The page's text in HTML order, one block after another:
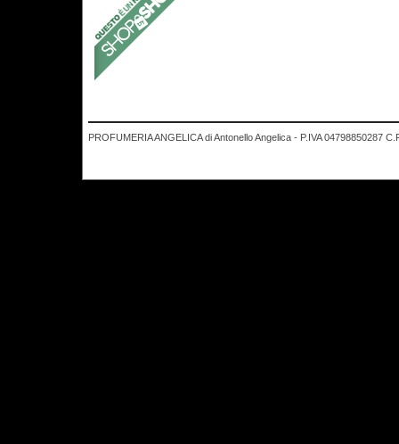
PROFUMERIA ANGELICA di Antonello Angelica - P.IVA 04798850287